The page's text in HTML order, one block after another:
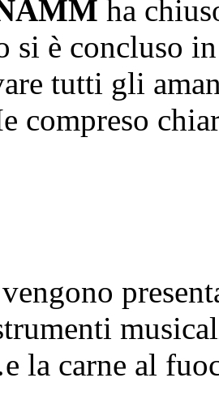
ha
si è concluso
tutti gli
compreso
la carne al